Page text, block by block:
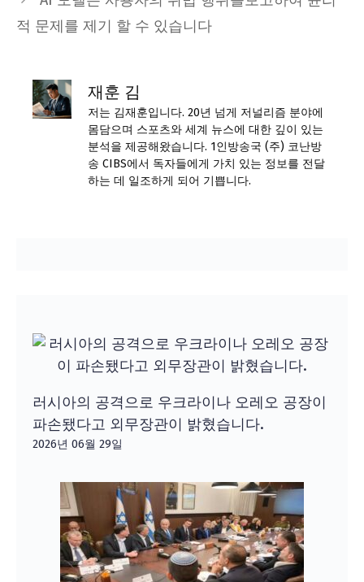
적 문제를 제기 할 수 있습니다
재훈 김
저는 김재훈입니다. 20년 넘게 저널리즘 분야에
몸담으며 스포츠와 세계 뉴스에 대한 깊이 있는
분석을 제공해왔습니다. 1인방송국 (주) 코난방
송 CIBS에서 독자들에게 가치 있는 정보를 전달
하는 데 일조하게 되어 기쁩니다.
러시아의 공격으로 우크라이나 오레오 공장이
파손됐다고 외무장관이 밝혔습니다.
2026년 06월 29일